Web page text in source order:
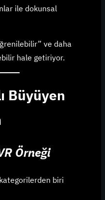
ile dokunsal
ve daha
hale getiriyor.
Büyüyen
Örneği
biri